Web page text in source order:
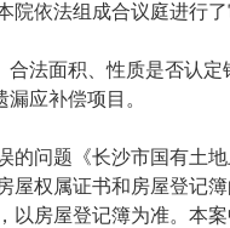
依法组成合议庭进行了
法面积、性质是否认定
应补偿项目。
问题《长沙市国有土地
屋权属证书和房屋登记
房屋登记簿为准。本